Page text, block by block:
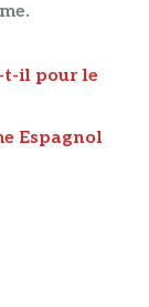
t-il pour le
Espagnol